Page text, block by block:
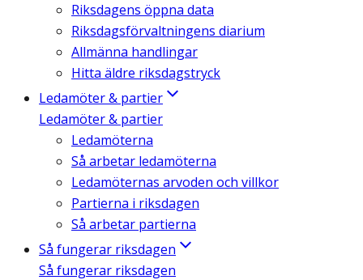
Riksdagens öppna data
Riksdagsförvaltningens diarium
Allmänna handlingar
Hitta äldre riksdagstryck
Ledamöter & partier
Ledamöter & partier
Ledamöterna
Så arbetar ledamöterna
Ledamöternas arvoden och villkor
Partierna i riksdagen
Så arbetar partierna
Så fungerar riksdagen
Så fungerar riksdagen